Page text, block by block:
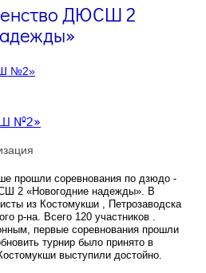
ДЮСШ 2
№2»
прошли соревнования по дзюдо -
2 «Новогодние надежды». В
из Костомукши , Петрозаводска
р-на. Всего 120 участников .
первые соревнования прошли
турнир было принято в
выступили достойно.